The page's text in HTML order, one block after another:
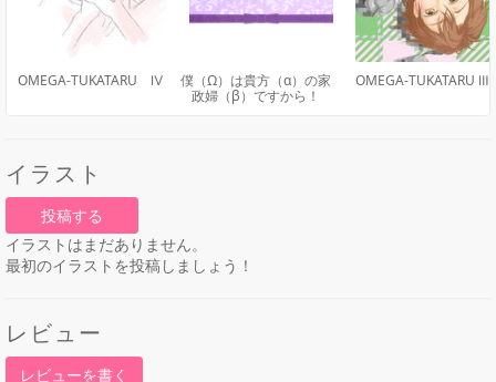
OMEGA-TUKATARU Ⅳ
僕（Ω）は貴方（α）の家
政婦（β）ですから！
OMEGA-TUKATARU Ⅲ
イラスト
投稿する
イラストはまだありません。
最初のイラストを投稿しましょう！
レビュー
レビューを書く